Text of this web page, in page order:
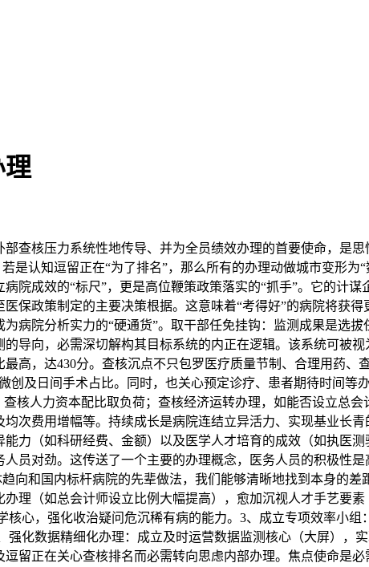
理
核压力系统性地传导、并为全员绩效办理的首要使命，是思
是认知逗留正在“为了排名”，那么所有的办理动做城市变形为
院成效的“标尺”，更是高位鞭策政策落实的“抓手”。它的计谋
保政策制定的主要决策根据。这意味着“考得好”的病院将获
病院分析实力的“硬通货”。取干部任免挂钩：监测成果是选
导向，必需深切解构其目标系统的内正在逻辑。该系统可被
高，达430分。查核沉点不只包罗医疗质量节制、合理用药、
创及日间手术占比。同时，也关心预定诊疗、患者期待时间等
核人力资本配比取负荷；查核经济运转办理，如能否设立总
次费用增幅等。持续成长是病院连结立异活力、实现基业长
力（如科研经费、金额）以及医学人才培育的成效（如执医
员对劲。这传送了一个主要的办理概念，医务人员的积极性
向和国内标杆病院的先辈做法，我们能够清晰地找到本身的
理（如总会计师设立比例大幅提高），愈加沉视人才手艺要
心，强化收治疑问危沉稀有病的能力。3、成立专项效率小
化数据精细化办理：成立及时运营数据监测核心（大屏），
留正在关心查核排名而必需转向思虑内部办理。焦点使命是